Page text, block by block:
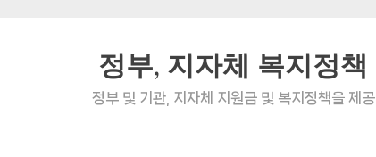
정부, 지자체 복지정책
정부 및 기관, 지자체 지원금 및 복지정책을 제공